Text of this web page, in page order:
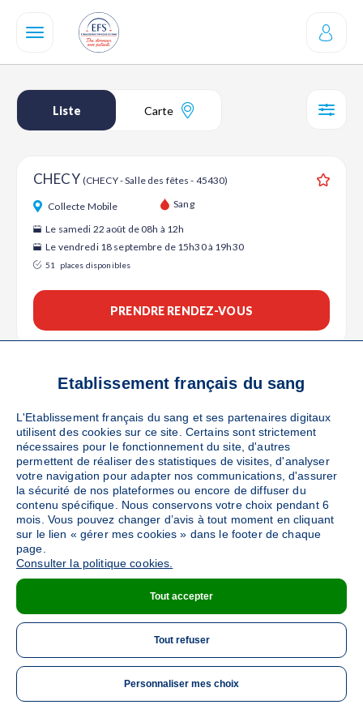
contenu
Liste Carte
ME
CHECY (CHECY - Salle des fêtes - 45430)
Collecte Mobile Sang
Le samedi 22 août de 08h à 12h
Le vendredi 18 septembre de 15h30 à 19h30
51 places disponibles
PRENDRE RENDEZ-VOUS
Etablissement français du sang
L'Etablissement français du sang et ses partenaires digitaux
utilisent des cookies sur ce site. Certains sont strictement
nécessaires pour le fonctionnement du site, d'autres
permettent de réaliser des statistiques de visites, d'analyser
votre navigation pour adapter nos communications, d'assurer
la sécurité de nos plateformes ou encore de diffuser du
contenu spécifique. Nous conservons votre choix pendant 6
mois. Vous pouvez changer d’avis à tout moment en cliquant
sur le lien « gérer mes cookies » dans le footer de chaque
page.
Consulter la politique cookies.
Tout accepter
Tout refuser
Personnaliser mes choix